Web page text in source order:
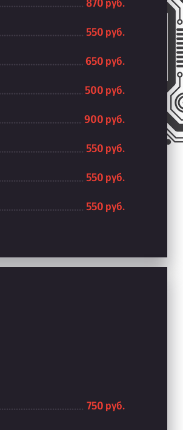
870 руб.
550 руб.
650 руб.
500 руб.
900 руб.
550 руб.
550 руб.
550 руб.
750 руб.